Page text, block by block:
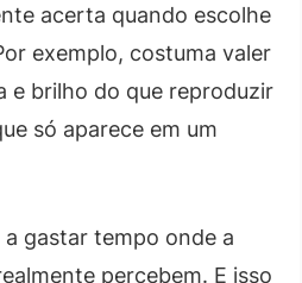
acerta quando escolhe
exemplo, costuma valer
e brilho do que reproduzir
só aparece em um
a gastar tempo onde a
percebem. E isso